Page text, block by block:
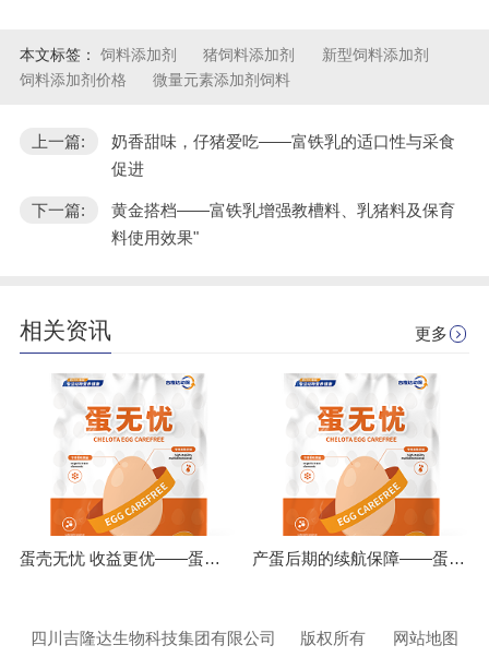
本文标签： 饲料添加剂 猪饲料添加剂
新型饲料添加剂
饲料添加剂价格
微量元素添加剂饲料
上一篇:
奶香甜味，仔猪爱吃——富铁乳的适口性与采食
促进
下一篇:
黄金搭档——富铁乳增强教槽料、乳猪料及保育
料使用效果"
相关资讯 更多
蛋壳无忧 收益更优——蛋无忧全程应用的经济账 产蛋后期的续航保障——蛋无忧如何应对热应激与高温挑战
四川吉隆达生物科技集团有限公司 版权所有
网站地图